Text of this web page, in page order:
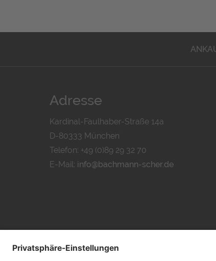
Adresse
Kardinal-Faulhaber-Straße 14a
D-80333 München
Telefon: +49 (0)89 29 32 70
E-Mail: info@bachmann-scher.de